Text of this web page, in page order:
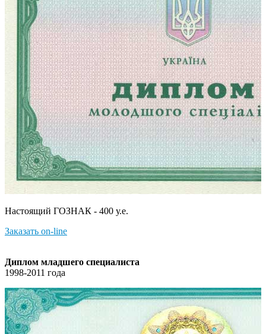
Настоящий ГОЗНАК - 400 у.е.
Заказать on-line
Диплом младшего специалиста
1998-2011 года